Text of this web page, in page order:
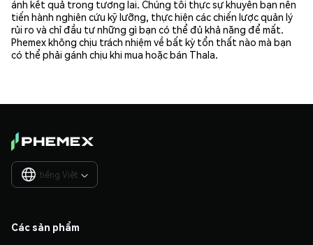
ánh kết quả trong tương lai. Chúng tôi thực sự khuyên bạn nên
tiến hành nghiên cứu kỹ lưỡng, thực hiện các chiến lược quản lý
rủi ro và chỉ đầu tư những gì bạn có thể đủ khả năng để mất.
Phemex không chịu trách nhiệm về bất kỳ tổn thất nào mà bạn
có thể phải gánh chịu khi mua hoặc bán Thala.
tiếng Việt 
Các sản phẩm